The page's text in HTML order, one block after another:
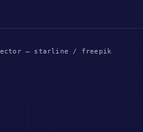
— starline / freepik